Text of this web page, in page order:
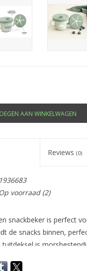
AAN WINKELWAGEN
Reviews (0)
1936683
Op voorraad(2)
snackbeker is perfect
de snacks binnen,
is